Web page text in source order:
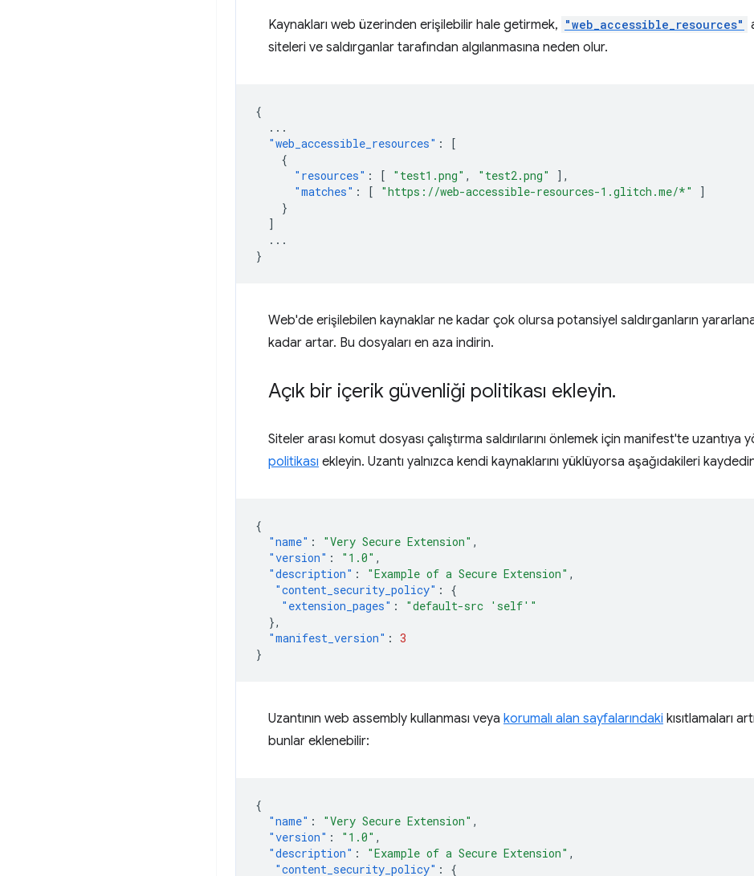
Kaynakları web üzerinden erişilebilir hale getirmek, "web_accessible_resources"
siteleri ve saldırganlar tarafından algılanmasına neden olur.
{
...
"web_accessible_resources" :
[
{
"resources" : [ "test1.png" , "test2.png"
],
"matches" : [ "https://web-accessible-resources-1.glitch.me/*"
]
}
]
...
}
Web'de erişilebilen kaynaklar ne kadar çok olursa potansiyel saldırganların
kadar artar. Bu dosyaları en aza indirin.
Açık bir içerik güvenliği politikası ekleyin.
Siteler arası komut dosyası çalıştırma saldırılarını önlemek için manifest'te uzantıya
politikası ekleyin. Uzantı yalnızca kendi kaynaklarını yüklüyorsa aşağıdakileri
{
"name" : "Very Secure Extension" ,
"version" : "1.0" ,
"description" : "Example of a Secure Extension" ,
"content_security_policy" :
{
"extension_pages" :
"default-src 'self'"
},
"manifest_version" : 3
}
Uzantının web assembly kullanması veya korumalı alan sayfalarındaki kısıtlamaları
bunlar eklenebilir:
{
"name" : "Very Secure Extension" ,
"version" : "1.0" ,
"description" : "Example of a Secure Extension" ,
"content_security_policy" : {